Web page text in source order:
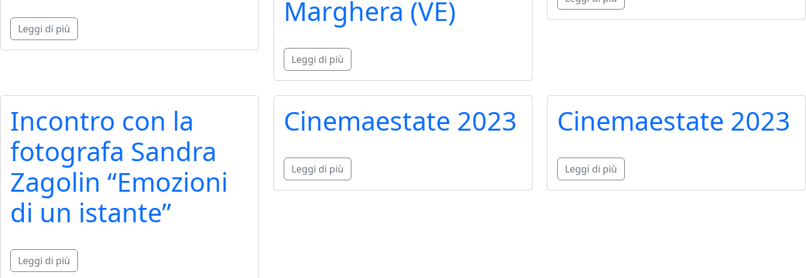
Leggi di più
Marghera (VE)
Leggi di più
Incontro con la
fotografa Sandra
Zagolin “Emozioni
di un istante”
Leggi di più
Cinemaestate 2023
Leggi di più
Cinemaestate 2023
Leggi di più